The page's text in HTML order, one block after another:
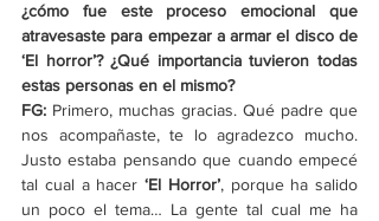
¿cómo fue este proceso emocional que
atravesaste para empezar a armar el disco de
‘El horror’? ¿Qué importancia tuvieron todas
estas personas en el mismo?
FG: Primero, muchas gracias. Qué padre que
nos acompañaste, te lo agradezco mucho.
Justo estaba pensando que cuando empecé
tal cual a hacer ‘El Horror’, porque ha salido
un poco el tema… La gente tal cual me ha